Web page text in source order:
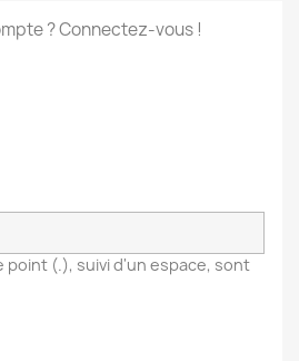
?Connectez-vous !
point (.), suivi d'un espace, sont